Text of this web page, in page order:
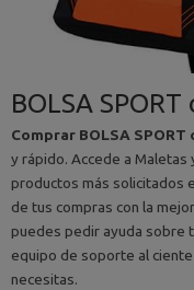
BOLSA
Comprar BOLSA SPORT
y rápido. Accede a
productos más solicitados
de tus compras con la
puedes pedir ayuda sobre
equipo de soporte al
necesitas.